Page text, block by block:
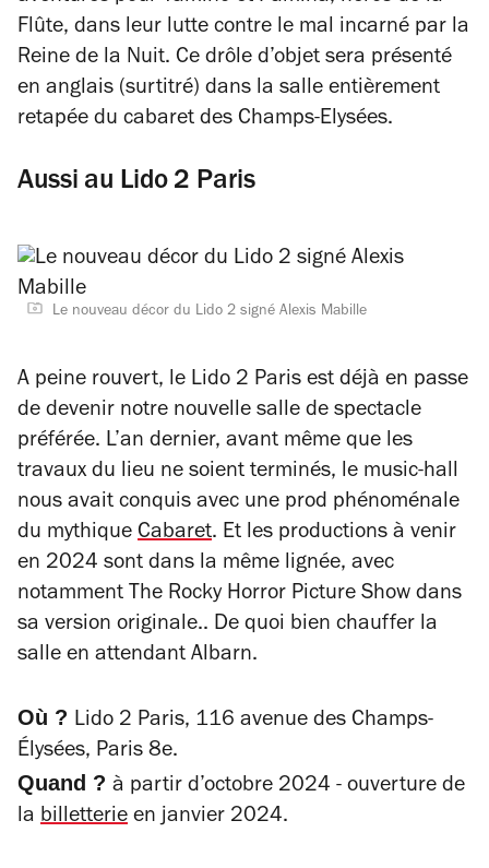
Flûte, dans leur lutte contre le mal incarné par la
Reine de la Nuit. Ce drôle d’objet sera présenté
en anglais (surtitré) dans la salle entièrement
retapée du cabaret des Champs-Elysées.
Aussi au Lido 2 Paris
Le nouveau décor du Lido 2 signé Alexis Mabille
A peine rouvert, le Lido 2 Paris est déjà en passe
de devenir notre nouvelle salle de spectacle
préférée. L’an dernier, avant même que les
travaux du lieu ne soient terminés, le music-hall
nous avait conquis avec une prod phénoménale
du mythique Cabaret. Et les productions à venir
en 2024 sont dans la même lignée, avec
notamment The Rocky Horror Picture Show dans
sa version originale.. De quoi bien chauffer la
salle en attendant Albarn.
Où ? Lido 2 Paris, 116 avenue des Champs-
Élysées, Paris 8e.
Quand ? à partir d’octobre 2024 - ouverture de
la billetterie en janvier 2024.